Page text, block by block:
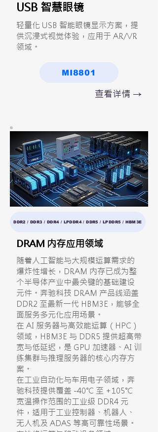
USB 智慧眼镜
轻量化 USB 智能眼镜显示方案，提
供沉浸式视觉体验，应用于 AR/VR
领域。
MI8801
查看详情 →
DDR2 / DDR3 / DDR4 / LPDDR4 / DDR5 / LPDDR5 / HBM3E
DRAM 内存应用领域
随着人工智能与大规模运算需求的
爆炸性增长，DRAM 内存已成为整
个半导体产业中最关键的基础建设
元件。奔驰科技 DRAM 产品线涵盖
DDR2 至最新一代 HBM3E，能够全
面服务多元化应用场景。
在 AI 服务器与高效能运算（HPC）
领域，HBM3E 与 DDR5 提供超高带
宽与低延迟，是 GPU 加速器、AI 训
练集群与推理服务器的核心内存方
案。
在工业自动化与车用电子领域，奔
驰科技提供覆盖 -40℃ 至 +105℃
宽温操作范围的工业级 DDR4 元
件，适用于工业控制器、机器人、
无人机及 ADAS 等高可靠性场景。